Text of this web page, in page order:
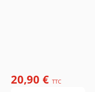
20,90 €TTC